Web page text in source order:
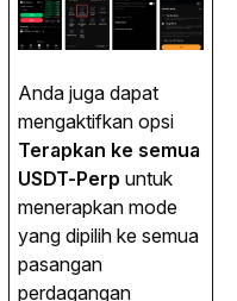
Anda juga dapat
mengaktifkan opsi
Terapkan ke semua
USDT-Perp untuk
menerapkan mode
yang dipilih ke semua
pasangan
perdagangan